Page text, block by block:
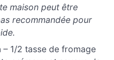
maison peut être
recommandée pour
– 1/2 tasse de fromage